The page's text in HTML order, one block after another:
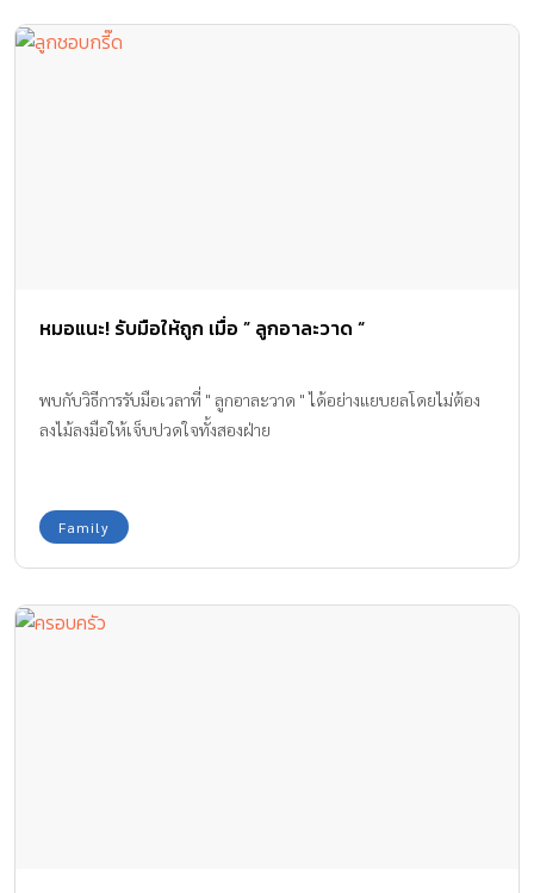
หมอแนะ! รับมือให้ถูก เมื่อ ” ลูกอาละวาด “
พบกับวิธีการรับมือเวลาที่ " ลูกอาละวาด " ได้อย่างแยบยลโดยไม่ต้อง
ลงไม้ลงมือให้เจ็บปวดใจทั้งสองฝ่าย
Family